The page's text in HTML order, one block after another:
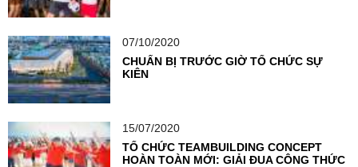
07/10/2020
CHUẨN BỊ TRƯỚC GIỜ TỔ CHỨC SỰ
KIỆN
15/07/2020
TỔ CHỨC TEAMBUILDING CONCEPT
HOÀN TOÀN MỚI: GIẢI ĐUA CÔNG THỨC